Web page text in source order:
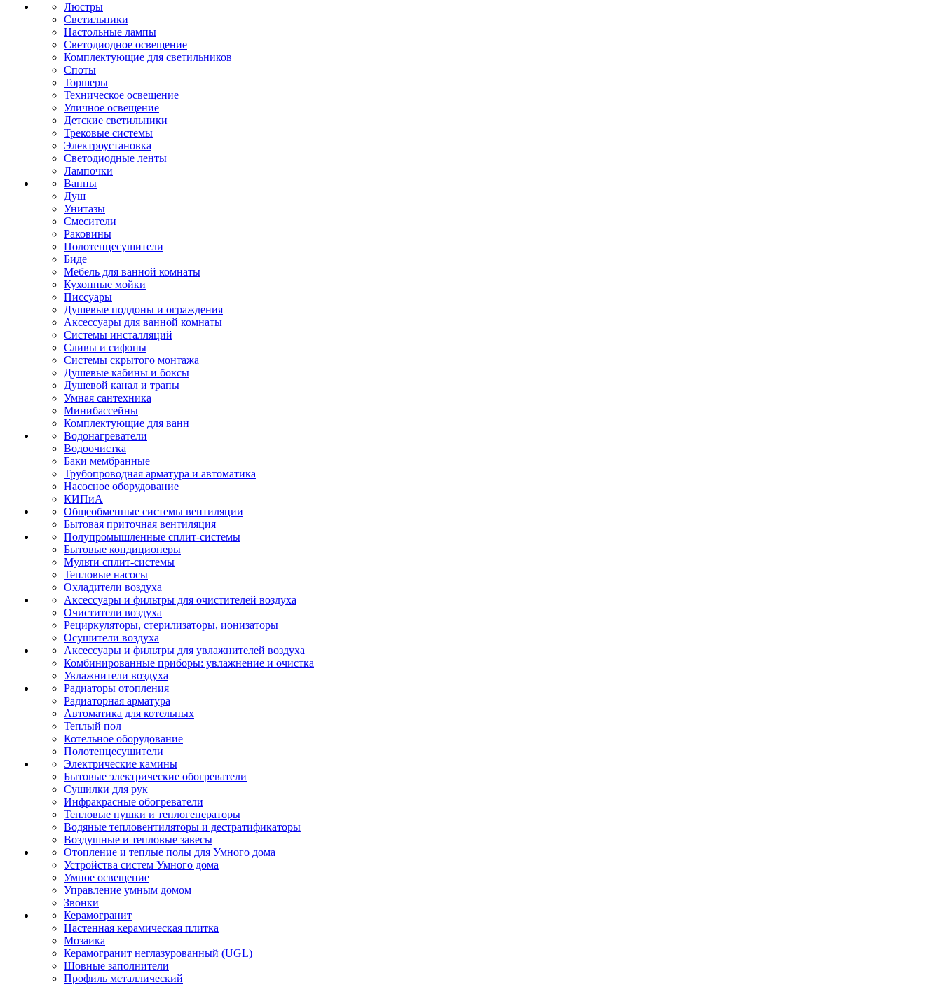
Люстры
Светильники
Настольные лампы
Светодиодное освещение
Комплектующие для светильников
Споты
Торшеры
Техническое освещение
Уличное освещение
Детские светильники
Трековые системы
Электроустановка
Светодиодные ленты
Лампочки
Ванны
Душ
Унитазы
Смесители
Раковины
Полотенцесушители
Биде
Мебель для ванной комнаты
Кухонные мойки
Писсуары
Душевые поддоны и ограждения
Аксессуары для ванной комнаты
Системы инсталляций
Сливы и сифоны
Системы скрытого монтажа
Душевые кабины и боксы
Душевой канал и трапы
Умная сантехника
Минибассейны
Комплектующие для ванн
Водонагреватели
Водоочистка
Баки мембранные
Трубопроводная арматура и автоматика
Насосное оборудование
КИПиА
Общеобменные системы вентиляции
Бытовая приточная вентиляция
Полупромышленные сплит-системы
Бытовые кондиционеры
Мульти сплит-системы
Тепловые насосы
Охладители воздуха
Аксессуары и фильтры для очистителей воздуха
Очистители воздуха
Рециркуляторы, стерилизаторы, ионизаторы
Осушители воздуха
Аксессуары и фильтры для увлажнителей воздуха
Комбинированные приборы: увлажнение и очистка
Увлажнители воздуха
Радиаторы отопления
Радиаторная арматура
Автоматика для котельных
Теплый пол
Котельное оборудование
Полотенцесушители
Электрические камины
Бытовые электрические обогреватели
Сушилки для рук
Инфракрасные обогреватели
Тепловые пушки и теплогенераторы
Водяные тепловентиляторы и дестратификаторы
Воздушные и тепловые завесы
Отопление и теплые полы для Умного дома
Устройства систем Умного дома
Умное освещение
Управление умным домом
Звонки
Керамогранит
Настенная керамическая плитка
Мозаика
Керамогранит неглазурованный (UGL)
Шовные заполнители
Профиль металлический